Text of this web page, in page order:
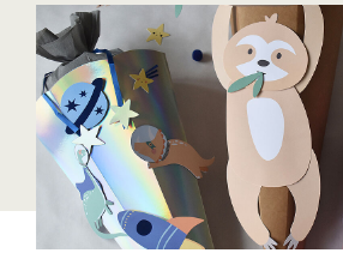
Colmobil Austria
Controller Institut
Darbo
Designer Outlets Parndorf
DOMOFERM
Essity